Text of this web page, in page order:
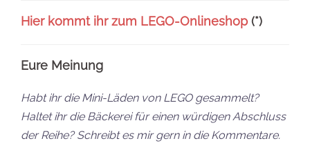
Hier kommt ihr zum LEGO-Onlineshop (*)
Eure Meinung
Habt ihr die Mini-Läden von LEGO gesammelt?
Haltet ihr die Bäckerei für einen würdigen Abschluss
der Reihe? Schreibt es mir gern in die Kommentare.